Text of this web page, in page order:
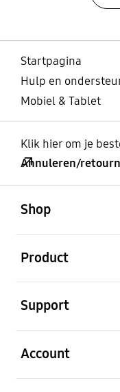
Startpagina
Hulp en
Mobiel & Tablet
Klik hier om je
Annuleren/
Shop
Product
Support
Account